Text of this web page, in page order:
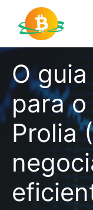
para
conteúdo
O
para
Prolia